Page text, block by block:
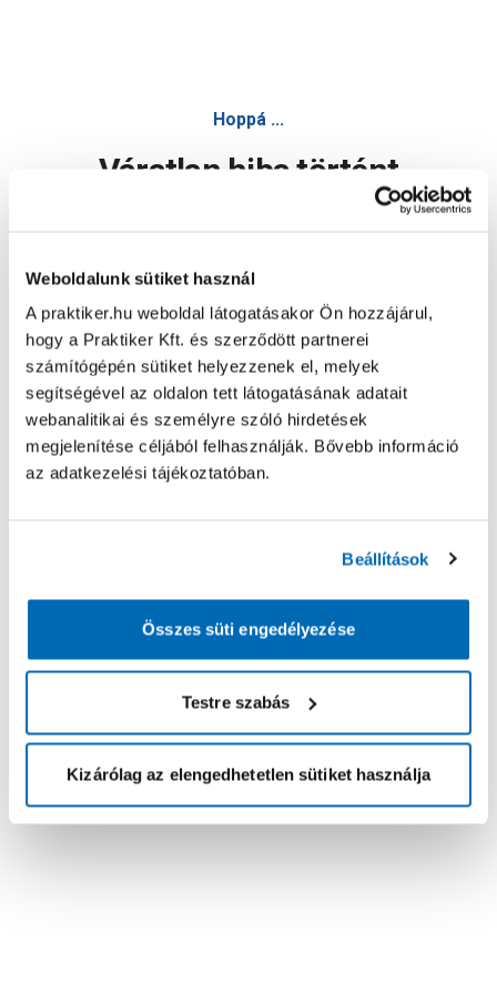
Weboldalunk sütiket használ
A praktiker.hu weboldal látogatásakor Ön hozzájárul,
hogy a Praktiker Kft. és szerződött partnerei
számítógépén sütiket helyezzenek el, melyek
segítségével az oldalon tett látogatásának adatait
webanalitikai és személyre szóló hirdetések
megjelenítése céljából felhasználják. Bővebb információ
az adatkezelési tájékoztatóban.
Beállítások
Összes süti engedélyezése
Testre szabás
Kizárólag az elengedhetetlen sütiket használja
Hoppá ...
Váratlan hiba történt
Oldal újratöltése